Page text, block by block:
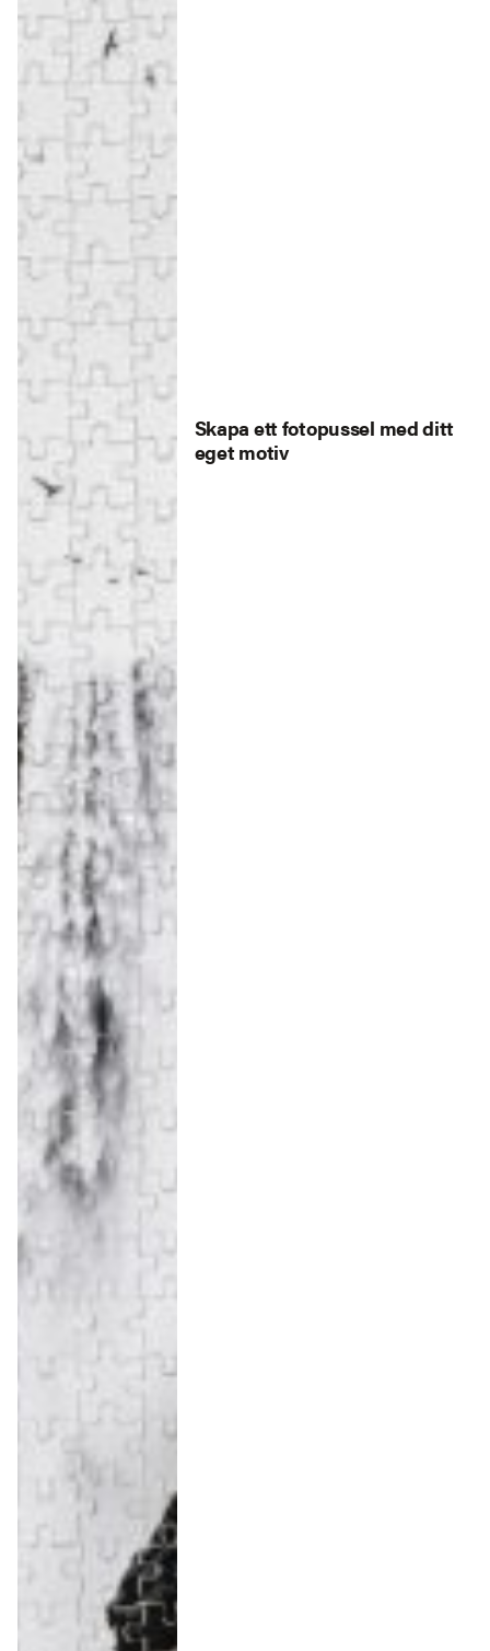
Skapa ett fotopussel med ditt
eget motiv